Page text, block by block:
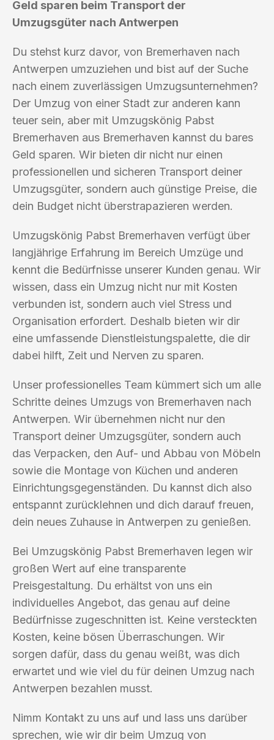
Geld sparen beim Transport der
Umzugsgüter nach Antwerpen
Du stehst kurz davor, von Bremerhaven nach
Antwerpen umzuziehen und bist auf der Suche
nach einem zuverlässigen Umzugsunternehmen?
Der Umzug von einer Stadt zur anderen kann
teuer sein, aber mit Umzugskönig Pabst
Bremerhaven aus Bremerhaven kannst du bares
Geld sparen. Wir bieten dir nicht nur einen
professionellen und sicheren Transport deiner
Umzugsgüter, sondern auch günstige Preise, die
dein Budget nicht überstrapazieren werden.
Umzugskönig Pabst Bremerhaven verfügt über
langjährige Erfahrung im Bereich Umzüge und
kennt die Bedürfnisse unserer Kunden genau. Wir
wissen, dass ein Umzug nicht nur mit Kosten
verbunden ist, sondern auch viel Stress und
Organisation erfordert. Deshalb bieten wir dir
eine umfassende Dienstleistungspalette, die dir
dabei hilft, Zeit und Nerven zu sparen.
Unser professionelles Team kümmert sich um alle
Schritte deines Umzugs von Bremerhaven nach
Antwerpen. Wir übernehmen nicht nur den
Transport deiner Umzugsgüter, sondern auch
das Verpacken, den Auf- und Abbau von Möbeln
sowie die Montage von Küchen und anderen
Einrichtungsgegenständen. Du kannst dich also
entspannt zurücklehnen und dich darauf freuen,
dein neues Zuhause in Antwerpen zu genießen.
Bei Umzugskönig Pabst Bremerhaven legen wir
großen Wert auf eine transparente
Preisgestaltung. Du erhältst von uns ein
individuelles Angebot, das genau auf deine
Bedürfnisse zugeschnitten ist. Keine versteckten
Kosten, keine bösen Überraschungen. Wir
sorgen dafür, dass du genau weißt, was dich
erwartet und wie viel du für deinen Umzug nach
Antwerpen bezahlen musst.
Nimm Kontakt zu uns auf und lass uns darüber
sprechen, wie wir dir beim Umzug von